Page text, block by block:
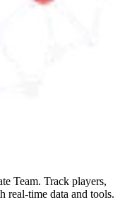
Team. Track players,
real-time data and tools.